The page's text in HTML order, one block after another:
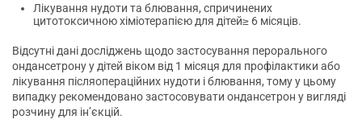
Лікування нудоти та блювання, спричинених
цитотоксичною хіміотерапією для дітей≥ 6 місяців.
Відсутні дані досліджень щодо застосування перорального
ондансетрону у дітей віком від 1 місяця для профілактики або
лікування післяопераційних нудоти і блювання, тому у цьому
випадку рекомендовано застосовувати ондансетрон у вигляді
розчину для ін’єкцій.